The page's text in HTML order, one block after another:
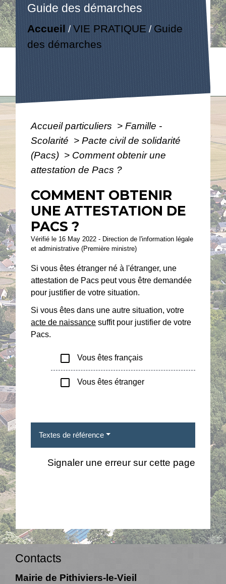
Guide des démarches
Accueil /VIE PRATIQUE / Guide
des démarches
Accueil particuliers > Famille -
Scolarité > Pacte civil de solidarité
(Pacs) > Comment obtenir une
attestation de Pacs ?
COMMENT OBTENIR
UNE ATTESTATION DE
PACS ?
Vérifié le 16 May 2022 - Direction de l'information légale
et administrative (Première ministre)
Si vous êtes étranger né à l'étranger, une
attestation de Pacs peut vous être demandée
pour justifier de votre situation.
Si vous êtes dans une autre situation, votre
acte de naissance suffit pour justifier de votre
Pacs.
check_box_outline_blank Vous êtes français
check_box_outline_blank Vous êtes étranger
Textes de référence
Signaler une erreur sur cette page
Contacts
Mairie de Pithiviers-le-Vieil